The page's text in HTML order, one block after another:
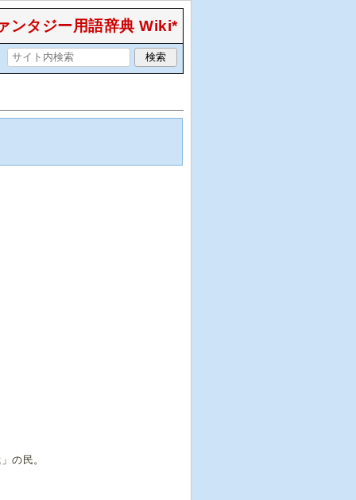
ンタジー用語辞典 Wiki*
の民。